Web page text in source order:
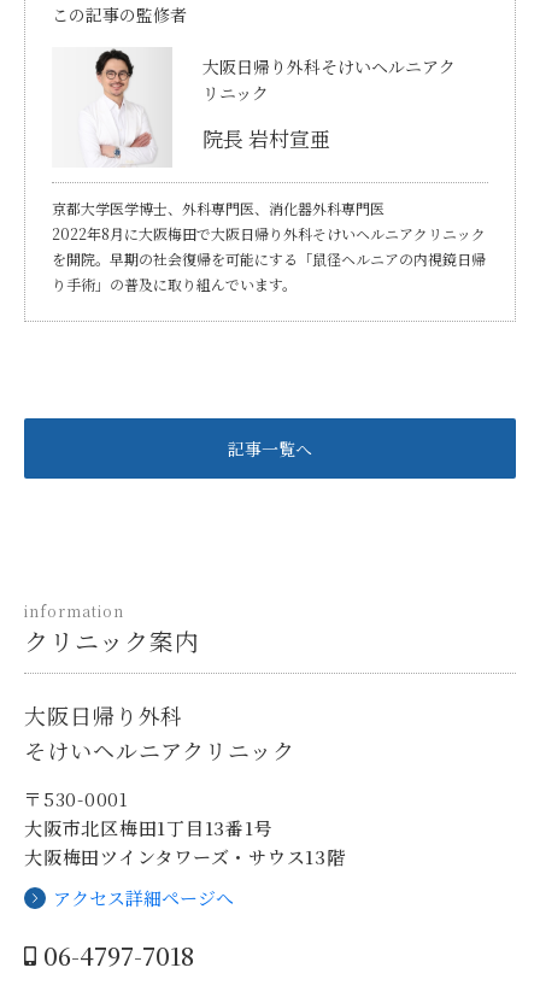
この記事の監修者
大阪日帰り外科そけいヘルニアク
リニック
院長 岩村宣亜
京都大学医学博士、外科専門医、消化器外科専門医
2022年8月に大阪梅田で大阪日帰り外科そけいヘルニアクリニック
を開院。早期の社会復帰を可能にする「鼠径ヘルニアの内視鏡日帰
り手術」の普及に取り組んでいます。
記事一覧へ
information
クリニック案内
大阪日帰り外科
そけいヘルニアクリニック
〒530-0001
大阪市北区梅田1丁目13番1号
大阪梅田ツインタワーズ・サウス13階
アクセス詳細ページへ
06-4797-7018